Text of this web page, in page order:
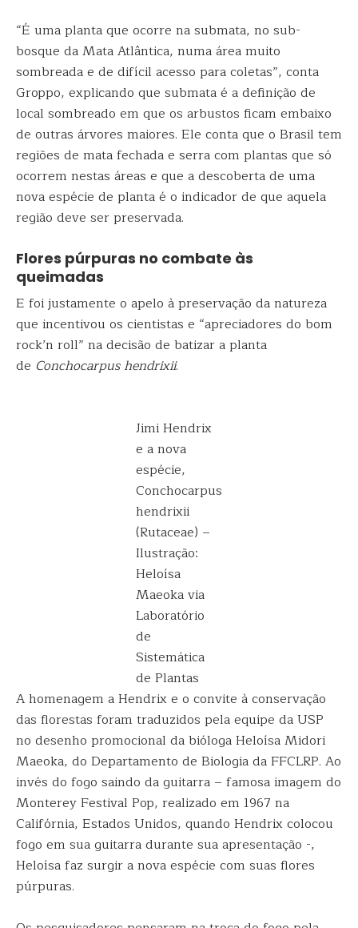
“É uma planta que ocorre na submata, no sub-
bosque da Mata Atlântica, numa área muito
sombreada e de difícil acesso para coletas”, conta
Groppo, explicando que submata é a definição de
local sombreado em que os arbustos ficam embaixo
de outras árvores maiores. Ele conta que o Brasil tem
regiões de mata fechada e serra com plantas que só
ocorrem nestas áreas e que a descoberta de uma
nova espécie de planta é o indicador de que aquela
região deve ser preservada.
Flores púrpuras no combate às
queimadas
E foi justamente o apelo à preservação da natureza
que incentivou os cientistas e “apreciadores do bom
rock’n roll” na decisão de batizar a planta
de Conchocarpus hendrixii.
Jimi Hendrix
e a nova
espécie,
Conchocarpus
hendrixii
(Rutaceae) –
Ilustração:
Heloísa
Maeoka via
Laboratório
de
Sistemática
de Plantas
A homenagem a Hendrix e o convite à conservação
das florestas foram traduzidos pela equipe da USP
no desenho promocional da bióloga Heloísa Midori
Maeoka, do Departamento de Biologia da FFCLRP. Ao
invés do fogo saindo da guitarra – famosa imagem do
Monterey Festival Pop, realizado em 1967 na
Califórnia, Estados Unidos, quando Hendrix colocou
fogo em sua guitarra durante sua apresentação -,
Heloísa faz surgir a nova espécie com suas flores
púrpuras.